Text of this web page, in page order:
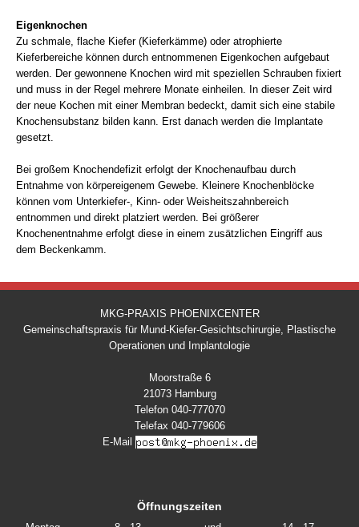
Eigenknochen
Zu schmale, flache Kiefer (Kieferkämme) oder atrophierte
Kieferbereiche können durch entnommenen Eigenkochen aufgebaut
werden. Der gewonnene Knochen wird mit speziellen Schrauben fixiert
und muss in der Regel mehrere Monate einheilen. In dieser Zeit wird
der neue Kochen mit einer Membran bedeckt, damit sich eine stabile
Knochensubstanz bilden kann. Erst danach werden die Implantate
gesetzt.
Bei großem Knochendefizit erfolgt der Knochenaufbau durch
Entnahme von körpereigenem Gewebe. Kleinere Knochenblöcke
können vom Unterkiefer-, Kinn- oder Weisheitszahnbereich
entnommen und direkt platziert werden. Bei größerer
Knochenentnahme erfolgt diese in einem zusätzlichen Eingriff aus
dem Beckenkamm.
MKG-PRAXIS PHOENIXCENTER
Gemeinschaftspraxis für Mund-Kiefer-Gesichtschirurgie, Plastische
Operationen und Implantologie
Moorstraße 6
21073 Hamburg
Telefon 040-777070
Telefax 040-779606
E-Mail
Öffnungszeiten